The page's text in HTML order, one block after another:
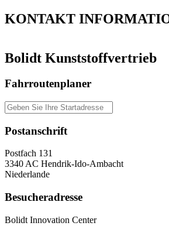
KONTAKT
Bolidt Kunststoffvertrieb
Fahrroutenplaner
Postanschrift
Postfach 131
3340 AC Hendrik-Ido-Ambacht
Niederlande
Besucheradresse
Bolidt Innovation Center